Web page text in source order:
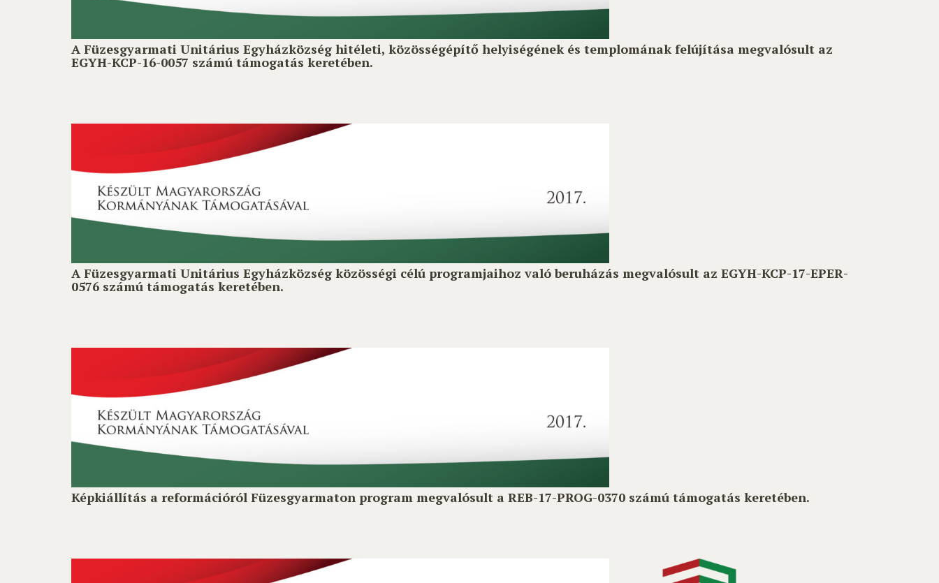
A Füzesgyarmati Unitárius Egyházközség hitéleti, közösségépítő helyiségének és templomának felújítása megvalósult az
EGYH-KCP-16-0057 számú támogatás keretében.
A Füzesgyarmati Unitárius Egyházközség közösségi célú programjaihoz való beruházás megvalósult az EGYH-KCP-17-EPER-
0576 számú támogatás keretében.
Képkiállítás a reformációról Füzesgyarmaton program megvalósult a REB-17-PROG-0370 számú támogatás keretében.